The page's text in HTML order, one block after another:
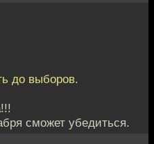
до выборов.
сможет убедиться.